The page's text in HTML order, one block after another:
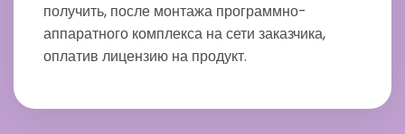
получить, после монтажа программно-
аппаратного комплекса на сети заказчика,
оплатив лицензию на продукт.